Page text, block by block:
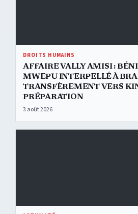
DROITS HUMAINS
AFFAIRE VALLY AMISI :
MWEPU INTERPELLÉ À
TRANSFÈREMENT VERS
PRÉPARATION
3 août 2026